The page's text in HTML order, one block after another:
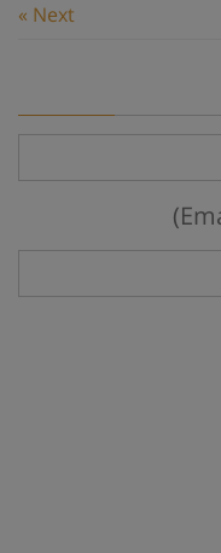
Next »